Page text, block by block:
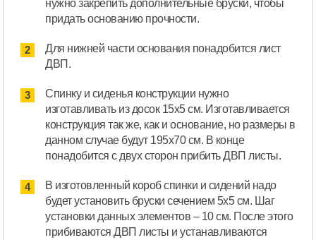
нужно закрепить дополнительные бруски, чтобы
придать основанию прочности.
Для нижней части основания понадобится лист
ДВП.
Спинку и сиденья конструкции нужно
изготавливать из досок 15х5 см. Изготавливается
конструкция так же, как и основание, но размеры в
данном случае будут 195х70 см. В конце
понадобится с двух сторон прибить ДВП листы.
В изготовленный короб спинки и сидений надо
будет установить бруски сечением 5х5 см. Шаг
установки данных элементов – 10 см. После этого
прибиваются ДВП листы и устанавливаются